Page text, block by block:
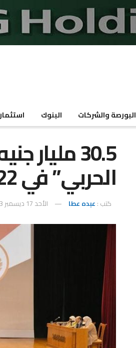
البورصة والشركات البنوك
30.5
الحربي” في 2022-2023
كتب : عبده عطا الأحد 17 ديسمبر 2023